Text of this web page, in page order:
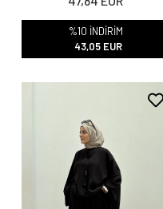
%10 İNDİRİM
43,05 EUR